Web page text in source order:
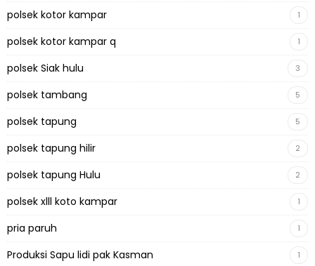
polsek kotor kampar 1
polsek kotor kampar q 1
polsek Siak hulu 3
polsek tambang 5
polsek tapung 5
polsek tapung hilir 2
polsek tapung Hulu 2
polsek xlll koto kampar 1
pria paruh 1
Produksi Sapu lidi pak Kasman 1